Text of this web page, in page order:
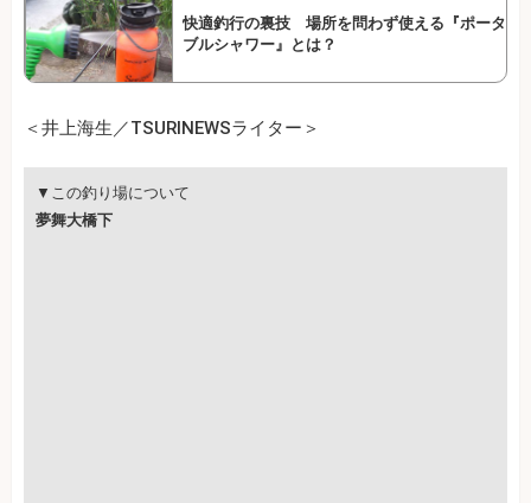
快適釣行の裏技 場所を問わず使える『ポータ
ブルシャワー』とは？
＜井上海生／TSURINEWSライター＞
▼この釣り場について
夢舞大橋下